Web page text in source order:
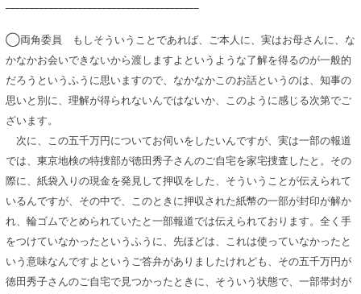
◯両角委員 もしそういうことであれば、ご本人に、実はお母さんに、な
かなかお会いできないから渡しますよというような了解を得るのが一般的
だろうというふうに思いますので、なかなかこのお話というのは、知事の
思いと別に、理解が得られないんではないか、このように感じる次第でご
ざいます。
次に、この五千万円についてお伺いをしたいんですが、実は一部の報道
では、東京地検の特捜部が徳田秀子さんのご自宅を家宅捜査したと。その
際に、紙袋入りの現金を発見して押収をした、そういうことが伝えられて
いるんですが、その中で、このときに押収された紙幣の一部が封印が解か
れ、輪ゴムでとめられていたと一部報道では伝えられております。全く手
をつけていなかったというふうに、先ほどは、これは使っていなかったと
いう意味なんですよというご答弁がありましたけれども、その五千万円が
徳田秀子さんのご自宅で見つかったときに、そういう状態で、一部帯封が